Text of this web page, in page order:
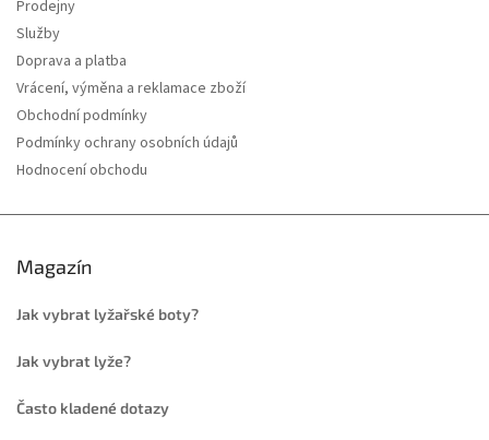
Prodejny
Služby
Doprava a platba
Vrácení, výměna a reklamace zboží
Obchodní podmínky
Podmínky ochrany osobních údajů
Hodnocení obchodu
Magazín
Jak vybrat lyžařské boty?
Jak vybrat lyže?
Často kladené dotazy